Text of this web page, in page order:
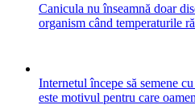
Canicula nu înseamnă doar
organism când temperaturile
Internetul începe să semene
este motivul pentru care